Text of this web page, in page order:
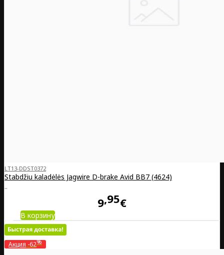
LT13-DDST0372
Stabdžiu kaladėlės Jagwire D-brake Avid BB7 (4624)
..
9 95€
В корзину
Акция -62%